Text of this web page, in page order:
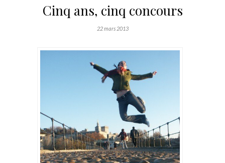
Cinq ans, cinq concours
22 mars 2013